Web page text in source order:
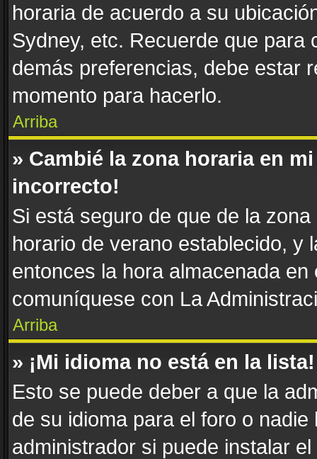
horaria de acuerdo a su
Sydney, etc. Recuerde que para
demás preferencias, debe estar
momento para hacerlo.
Arriba
» Cambié la zona horaria en
incorrecto!
Si está seguro de que de la
horario de verano establecido, y
entonces la hora almacenada
comuníquese con La
Arriba
» ¡Mi idioma no está en la lista!
Esto se puede deber a que la
de su idioma para el foro o
administrador si puede instalar